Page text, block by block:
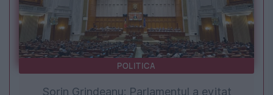
POLITICA
Sorin Grindeanu: Parlamentul a evitat